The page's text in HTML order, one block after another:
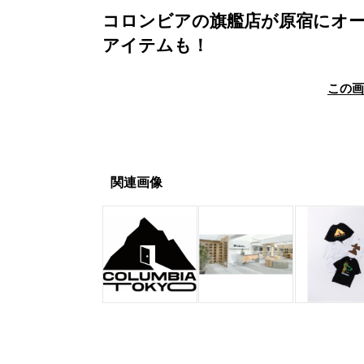
コロンビアの旗艦店が原宿にオ
アイテムも！
この
関連画像